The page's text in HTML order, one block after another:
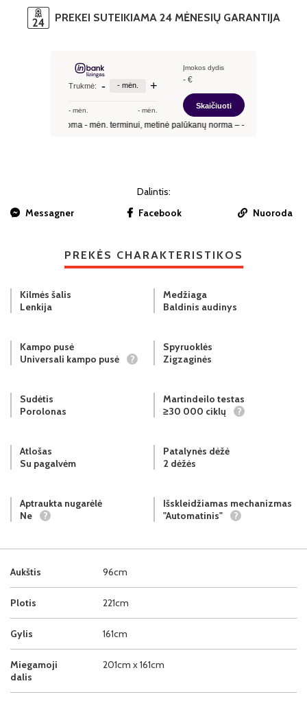
PREKEI SUTEIKIAMA 24 MĖNESIŲ GARANTIJA
Dalintis:
Messagner
Facebook Nuoroda
PREKĖS CHARAKTERISTIKOS
Aukštis 96cm
Plotis 221cm
Gylis 161cm
Miegamoji
dalis
201cm x 161cm
Kilmės šalis
Lenkija
Medžiaga
Baldinis audinys
Kampo pusė
Universali kampo pusė
?
Spyruoklės
Zigzaginės
Sudėtis
Porolonas
Martindeilo testas
≥30 000 ciklų
?
Atlošas
Su pagalvėm
Patalynės dėžė
2 dėžės
Aptraukta nugarėlė
Ne
?
Išskleidžiamas mechanizmas
"Automatinis"
?